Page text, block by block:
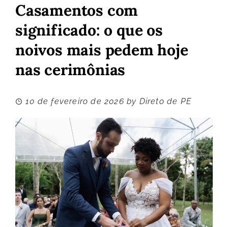
Casamentos com
significado: o que os
noivos mais pedem hoje
nas cerimônias
10 de fevereiro de 2026 by Direto de PE